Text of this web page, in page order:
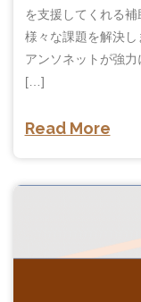
を支援してくれる
様々な課題を解決
アンソネットが強
[…]
Read More